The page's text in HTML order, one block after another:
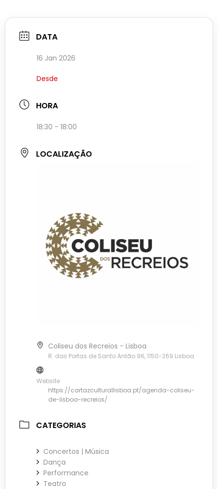
DATA
16 Jan 2026
Desde
HORA
18:30 - 18:00
LOCALIZAÇÃO
Coliseu dos Recreios - Lisboa
R. das Portas de Santo Antão 96, 1150-269 Lisboa
Website
https://cartazculturallisboa.pt/agenda-coliseu-
de-lisboa-recreios/
CATEGORIAS
Concertos | Música
Dança
Performance
Teatro